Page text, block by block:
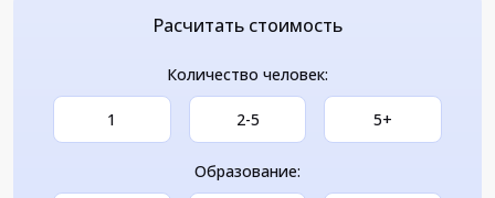
Расчитать стоимость
Количество человек:
1 2-5 5+
Образование: